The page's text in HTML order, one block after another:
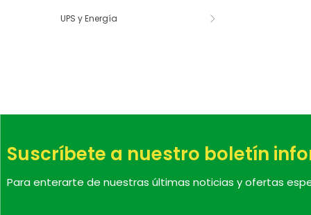
UPS y Energía
Suscríbete a nuestro boletín
Para enterarte de nuestras últimas noticias y ofertas